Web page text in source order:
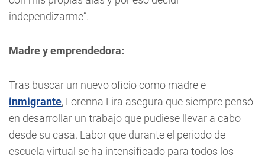
independizarme”.
Madre y emprendedora:
Tras buscar un nuevo oficio como madre e
inmigrante, Lorenna Lira asegura que siempre pensó
en desarrollar un trabajo que pudiese llevar a cabo
desde su casa. Labor que durante el periodo de
escuela virtual se ha intensificado para todos los